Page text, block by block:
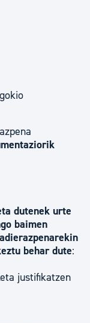
dutenek urte
baimen
behar dute:
justifikatzen